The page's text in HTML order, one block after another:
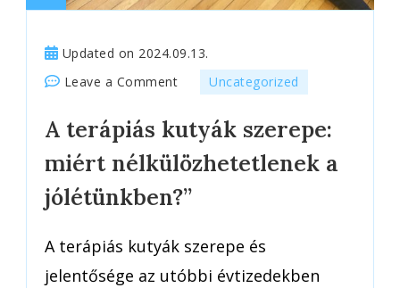
Updated on 2024.09.13.
Leave a Commenton
terápiás
kutyák
szerepe:
miért
a
jólétünkben?”
Uncategorized
A terápiás kutyák szerepe:
miért nélkülözhetetlenek a
jólétünkben?”
A terápiás kutyák szerepe és
jelentősége az utóbbi évtizedekben